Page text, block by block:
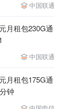
中国联通
月租包230G通
中国联通
月租包175G通
钟